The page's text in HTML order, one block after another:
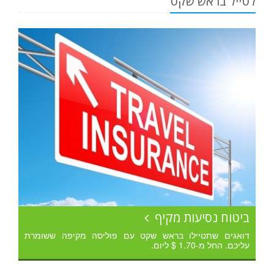
ביטוח נסיעות מקיף
דואגים שתטיילו בראש שקט עם פוליסה מקיפה ששומרת
עליכם. החל מ-1.70 $ ליום.